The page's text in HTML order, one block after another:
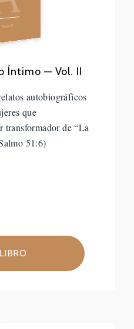
Volumen II
Íntimo — Vol. II
autobiográficos
que
transformador de “La
51:6)